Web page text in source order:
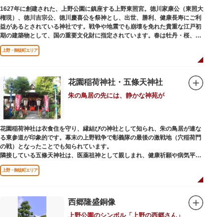
1627年に創建された、上野公園に鎮座する上野東照宮。徳川家康公（東照大
権現）、徳川吉宗公、徳川慶喜公を祭神とし、出世、勝利、健康長寿にご利
益があるとされている神社です。戦争や地震でも崩壊を免れた貴重な江戸初
期の建築物として、国の重要文化財に指定されています。春は牡丹・桜、秋
は紅葉やダリア展、お正月は初詣や冬ぼたん鑑賞の地として、年間を通して
国内外からの参拝者で賑わうスポットです。
軍・徳川家光公が、日光東照宮までお参りに行けない江戸の人々のために建
てられたそう。社殿内部は文化財保護のため通常は非公開ですが、特別公開
が実施されることもあるので、拝観を申し込んでみてはいかがでしょうか。
授与所では、期間・数量限定のお守りや御朱印も授与されているので要チェ
ック。手塚治虫のユニコのお守りなど愛らしいものがありますよ。
上野・御徒町エリア
花園稲荷神社・五條天神社
朱の鳥居の先には、静かな神苑が
花園稲荷神社は衣食住を守り、縁結びの神社として知られ、朱の鳥居が連な
る東参道が印象的です。幕末の上野戦争で彰義隊の最後の激戦地（穴稲荷門
の戦）となったことでも知られています。
隣接している五條天神社は、医薬祖神として親しまれ、健康祈願や病気平癒
祈願の参拝者が多く、相殿には菅原道真公も祀られています。
境内がつながっており、まるでひとつの神社かのように並んで鎮座していま
すが、それぞれ別々の由緒の独立した神社です。どちらの御朱印も五條天神
参拝は6:00～17:00（御朱印の授与は9:00～17:00）
上野・御徒町エリア
西郷隆盛銅像
上野公園のシンボル「上野の西郷さん」